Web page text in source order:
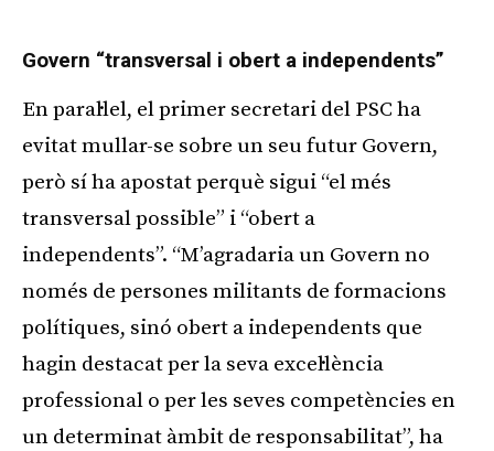
Govern “transversal i obert a independents”
En paral·lel, el primer secretari del PSC ha
evitat mullar-se sobre un seu futur Govern,
però sí ha apostat perquè sigui “el més
transversal possible” i “obert a
independents”. “M’agradaria un Govern no
només de persones militants de formacions
polítiques, sinó obert a independents que
hagin destacat per la seva excel·lència
professional o per les seves competències en
un determinat àmbit de responsabilitat”, ha